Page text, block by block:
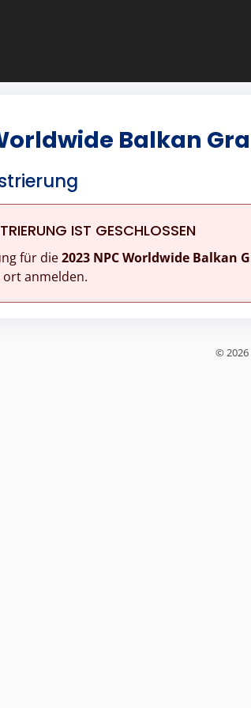
Balkan
IST GESCHLOSSEN
für die2023 NPC Worldwide Balkan
ort anmelden.
© 2026